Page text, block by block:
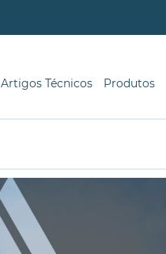
Artigos Técnicos Produtos